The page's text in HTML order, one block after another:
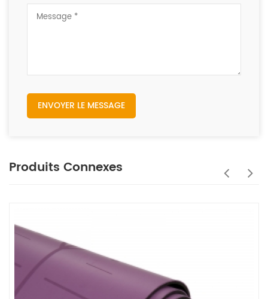
ENVOYER LE MESSAGE
Produits Connexes